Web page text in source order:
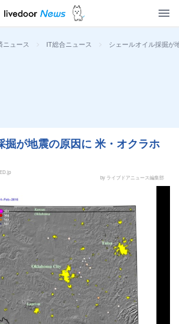
ニュース > IT総合ニュース > シェールオイル採掘が
掘が地震の原因に 米・オクラホ
by ライブドアニュース編集部